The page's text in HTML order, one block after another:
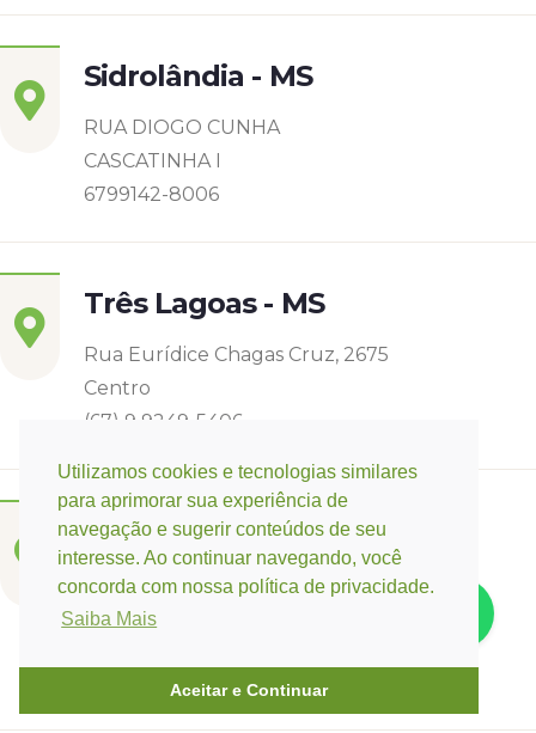
Utilizamos cookies e tecnologias similares
para aprimorar sua experiência de
navegação e sugerir conteúdos de seu
interesse. Ao continuar navegando, você
concorda com nossa política de privacidade.
Saiba Mais
Aceitar e Continuar
Sidrolândia - MS
RUA DIOGO CUNHA
CASCATINHA I
6799142-8006
Três Lagoas - MS
Rua Eurídice Chagas Cruz, 2675
Centro
(67) 9 9249-5406
Campo Verde - MT
Base: Rondonópolis - MT
Rua Espirito Santos 11, Quadra 12 nº 3073
(66) 3421-3741 / (66) 9 9647-0475